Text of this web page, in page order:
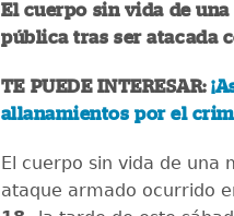
El cuerpo sin vida de
pública tras ser atacada
TE PUEDE INTERESAR:
allanamientos por el
El cuerpo sin vida de una
ataque armado ocurrido